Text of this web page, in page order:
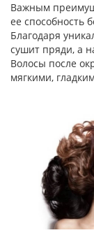
Важным
ее способность
Благодаря
сушит пряди, а
Волосы после
мягкими,